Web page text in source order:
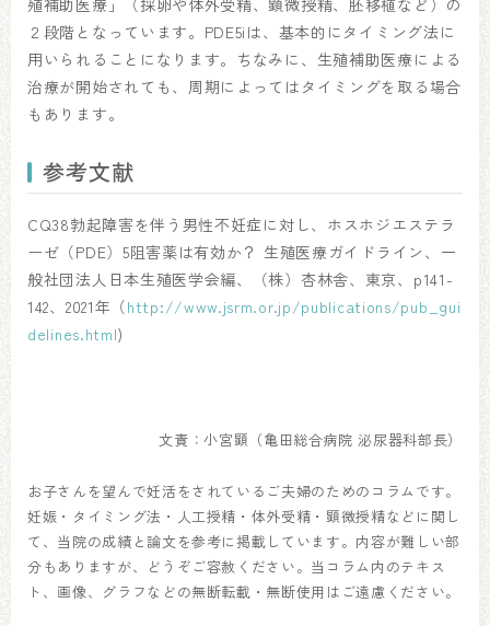
殖補助医療」（採卵や体外受精、顕微授精、胚移植など）の
２段階となっています。PDE5iは、基本的にタイミング法に
用いられることになります。ちなみに、生殖補助医療による
治療が開始されても、周期によってはタイミングを取る場合
もあります。
参考文献
CQ38勃起障害を伴う男性不妊症に対し、ホスホジエステラ
ーゼ（PDE）5阻害薬は有効か？ 生殖医療ガイドライン、一
般社団法人日本生殖医学会編、（株）杏林舎、東京、p141-
142、2021年（http://www.jsrm.or.jp/publications/pub_gui
delines.html)
文責：小宮顕（亀田総合病院 泌尿器科部長）
お子さんを望んで妊活をされているご夫婦のためのコラムです。
妊娠・タイミング法・人工授精・体外受精・顕微授精などに関し
て、当院の成績と論文を参考に掲載しています。内容が難しい部
分もありますが、どうぞご容赦ください。当コラム内のテキス
ト、画像、グラフなどの無断転載・無断使用はご遠慮ください。